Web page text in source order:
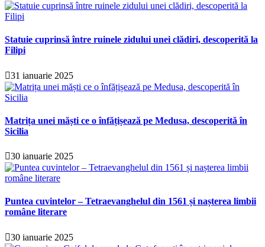
Statuie cuprinsă între ruinele zidului unei clădiri, descoperită la
Filipi
31 ianuarie 2025
Matrița unei măști ce o înfățișează pe Medusa, descoperită în
Sicilia
30 ianuarie 2025
Puntea cuvintelor – Tetraevanghelul din 1561 și nașterea limbii
române literare
30 ianuarie 2025